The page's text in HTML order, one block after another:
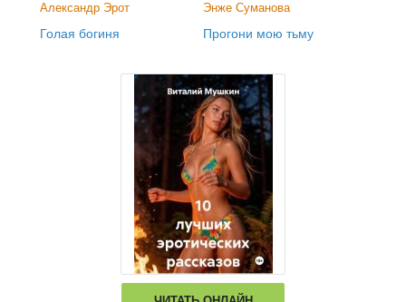
Александр Эрот
Голая богиня
Энже Суманова
Прогони мою тьму